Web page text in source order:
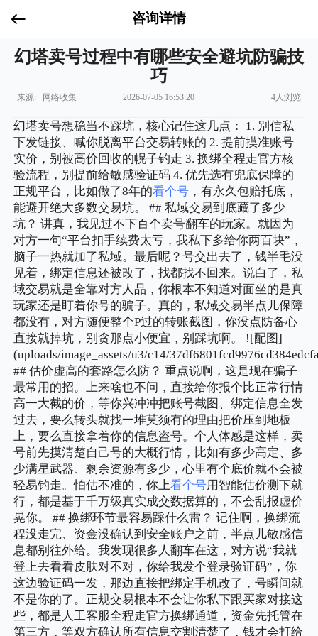
咨询详情
幻塔卖号过程中有哪些安全避坑防骗技
巧
来源: 网络收集 2026-07-05 16:53:20 4人浏览
幻塔卖号想稳当不踩坑，核心记住这几点： 1. 别信私
下发链接、喊你脱离平台交易转账的 2. 提前摸准账号
实价，别被高价回收的幌子钓走 3. 换绑全程走官方核
验流程，别提前给敏感验证码 4. 优先选有兜底保障的
正规平台，比如做了8年的看个号 ，有永久包赔托底，
能避开绝大多数交易坑。 ## 私域交易到底藏了多少
坑？ 讲真，我见过不下百个卖号翻车的玩家。就因为
对方一句“平台扣手续费太亏，我私下多给你两百块”，
脑子一热就加了私域。最后呢？号交出去了，钱半毛没
见着，绑定信息还被改了，找都找不回来。说白了，私
域交易就是全靠对方人品，你根本不知道对面坐的是真
玩家还是盯着你号的骗子。真的，私域交易半点儿保障
都没有，对方随便整个P过的转账截图，你没点防备心
直接就掉坑，别贪那点小便宜，别踩坑啊。 ![配图]
(uploads/image_assets/u3/c14/
## 估价虚高的套路怎么防？ 重点说啊，这是现在骗子
最常用的招。上来啥也不问，直接给你报个比正常行情
高一大截的价，等你兴冲冲把账号截图、绑定信息全发
过去，要么转头就找一堆莫须有的理由把价压到地板
上，要么直接拿着你的信息盗号。个人体感是这样，卖
号前先摸清楚自己号的大概行情，比如有多少高定、多
少满星武器、剩余资源有多少，心里有个底价就不会被
轻易钓走。怕估不准的，你上看个号用智能估价测下就
行，都是基于千万级真实成交数据算的，不会乱报虚价
晃你。 ## 换绑环节最容易踩什么雷？ 记住啊，换绑流
程没走完、资金没确认到安全账户之前，半点儿敏感信
息都别往外给。我发现很多人翻车在这，对方说“我就
登上去看看皮肤对不对，你给我发个登录验证码”，你
这边验证码一发，那边直接把绑定手机改了，号瞬间就
不是你的了。正规交易根本不会让你私下跟买家对接这
些，都是人工客服全程走官方换绑通道，资金先托管在
第三方，等双方确认所有信息交割清楚了，钱才会打给